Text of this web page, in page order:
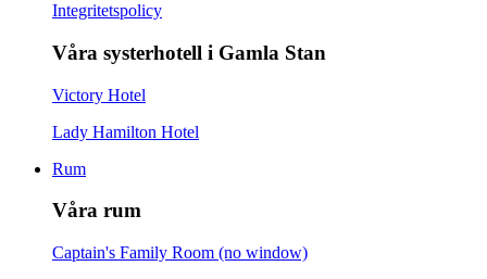
Integritetspolicy
Våra systerhotell i Gamla Stan
Victory Hotel
Lady Hamilton Hotel
Rum
Våra rum
Captain's Family Room (no window)